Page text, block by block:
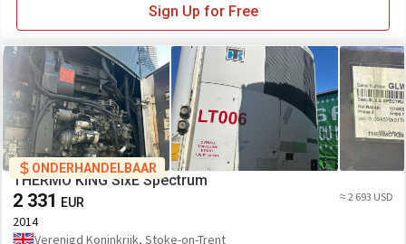
Sign Up for Free
ONDERHANDELBAAR
THERMO KING SlxE Spectrum
2 331 EUR ≈ 2 693 USD
2014
Verenigd Koninkrijk, Stoke-on-Trent